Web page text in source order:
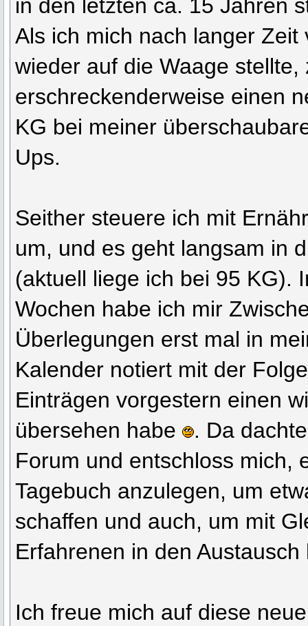
in den letzten ca. 15 Jahren
Als ich mich nach langer Zeit
wieder auf die Waage stellte,
erschreckenderweise einen
KG bei meiner
Ups.
Seither steuere ich mit
um, und es geht langsam in
(aktuell liege ich bei 95 KG).
Wochen habe ich mir
Überlegungen erst mal in
Kalender notiert mit der
Einträgen vorgestern einen
übersehen habe . Da
Forum und entschloss mich,
Tagebuch anzulegen, um
schaffen und auch, um mit
Erfahrenen in den
Ich freue mich auf diese